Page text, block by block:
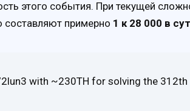
этого события. При текущей
составляют примерно 1 к 28 000 в
with ~230TH for solving the 312th